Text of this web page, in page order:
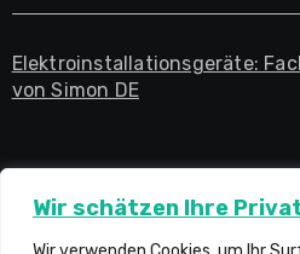
Wir schätzen Ihre
Elektroinstallationsgeräte:
von Simon DE